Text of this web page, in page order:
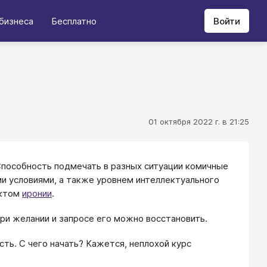
Бесплатно Войти
01 октября 2022 г. в 21:25
подмечать в разных ситуации комичные
условиями, а также уровнем интеллектуального
иронии.
желании и запросе его можно восстановить.
С чего начать? Кажется, неплохой курс